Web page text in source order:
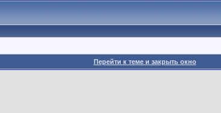
Перейти к теме и закрыть окно